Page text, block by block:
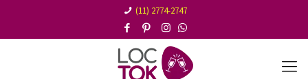
(11) 2774-2747